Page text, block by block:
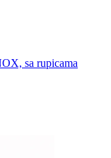
sa rupicama